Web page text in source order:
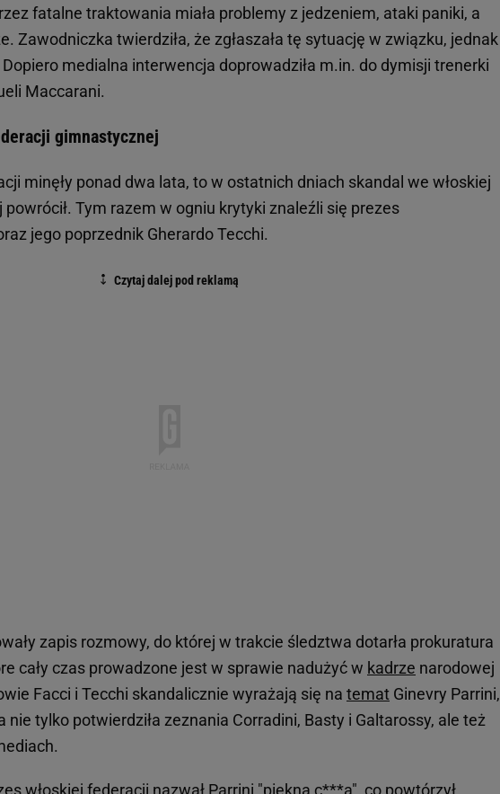
fatalne traktowania miała problemy z jedzeniem, ataki paniki, a
Zawodniczka twierdziła, że zgłaszała tę sytuację w związku, jednak
medialna interwencja doprowadziła m.in. do dymisji trenerki
Maccarani.
gimnastycznej
minęły ponad dwa lata, to w ostatnich dniach skandal we włoskiej
Tym razem w ogniu krytyki znaleźli się prezes
jego poprzednik Gherardo Tecchi.
zapis rozmowy, do której w trakcie śledztwa dotarła prokuratura
cały czas prowadzone jest w sprawie nadużyć w kadrze narodowej
Facci i Tecchi skandalicznie wyrażają się na temat Ginevry Parrini,
nie tylko potwierdziła zeznania Corradini, Basty i Galtarossy, ale też
włoskiej federacji nazwał Parrini "piękną c***ą", co powtórzył